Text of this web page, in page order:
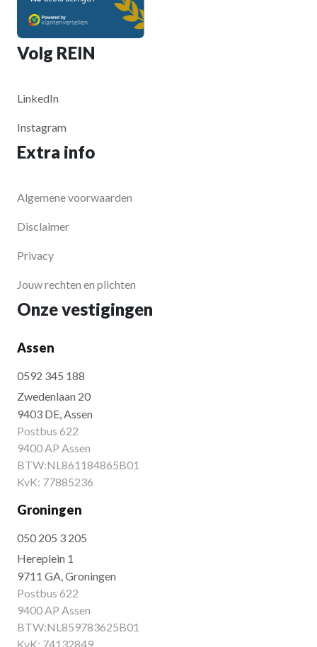
Volg REIN
LinkedIn
Instagram
Extra info
Algemene voorwaarden
Disclaimer
Privacy
Jouw rechten en plichten
Onze vestigingen
Assen
0592 345 188
Zwedenlaan 20
9403 DE, Assen
Postbus 622
9400 AP Assen
BTW:NL861184865B01
KvK: 77885236
Groningen
050 205 3 205
Hereplein 1
9711 GA, Groningen
Postbus 622
9400 AP Assen
BTW:NL859783625B01
KvK: 74132849